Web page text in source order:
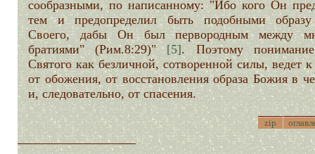
сообразными, по написанному: "Ибо кого Он
тем и предопределил быть подобными
Своего, дабы Он был первородным между
братиями" (Рим.8:29)" [5]. Поэтому
Святого как безличной, сотворенной силы, ведет к
от обожения, от восстановления образа Божия в
и, следовательно, от спасения.
zip